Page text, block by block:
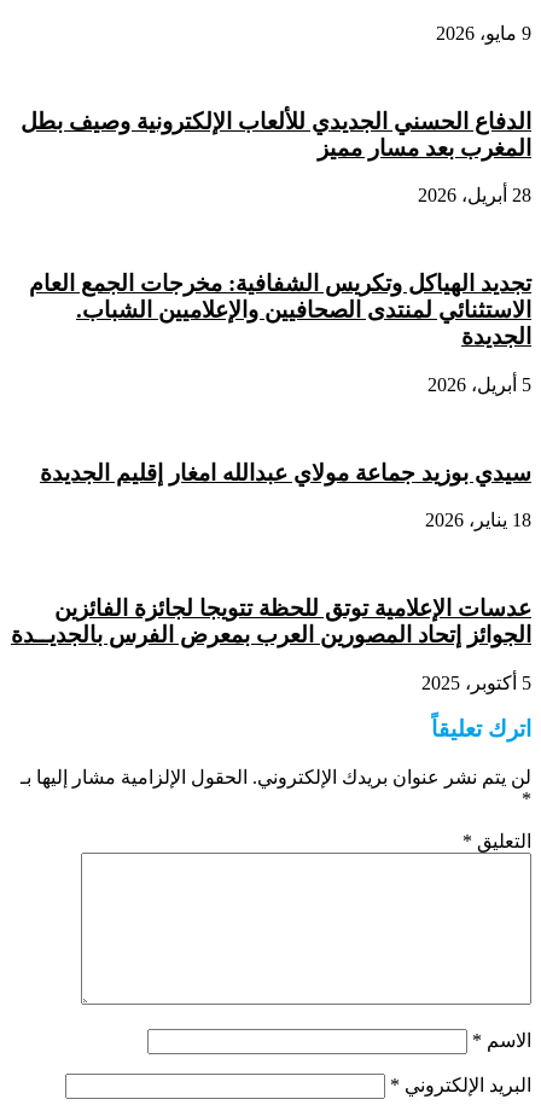
9 مايو، 2026
الدفاع الحسني الجديدي للألعاب الإلكترونية وصيف بطل
المغرب بعد مسار مميز
28 أبريل، 2026
تجديد الهياكل وتكريس الشفافية: مخرجات الجمع العام
الاستثنائي لمنتدى الصحافيين والإعلاميين الشباب.
الجديدة
5 أبريل، 2026
سيدي بوزيد جماعة مولاي عبدالله امغار إقليم الجديدة
18 يناير، 2026
عدسات الإعلامية توتق للحظة تتويجا لجائزة الفائزين
الجوائز إتحاد المصورين العرب بمعرض الفرس بالجديــدة
5 أكتوبر، 2025
اترك تعليقاً
لن يتم نشر عنوان بريدك الإلكتروني. الحقول الإلزامية مشار إليها بـ
*
التعليق *
الاسم *
البريد الإلكتروني *